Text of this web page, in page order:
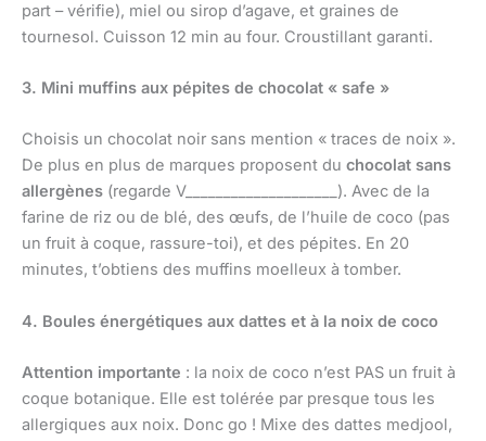
part – vérifie), miel ou sirop d’agave, et graines de
tournesol. Cuisson 12 min au four. Croustillant garanti.
3. Mini muffins aux pépites de chocolat « safe »
Choisis un chocolat noir sans mention « traces de noix ».
De plus en plus de marques proposent du chocolat sans
allergènes (regarde V____________________). Avec de la
farine de riz ou de blé, des œufs, de l’huile de coco (pas
un fruit à coque, rassure-toi), et des pépites. En 20
minutes, t’obtiens des muffins moelleux à tomber.
4. Boules énergétiques aux dattes et à la noix de coco
Attention importante : la noix de coco n’est PAS un fruit à
coque botanique. Elle est tolérée par presque tous les
allergiques aux noix. Donc go ! Mixe des dattes medjool,